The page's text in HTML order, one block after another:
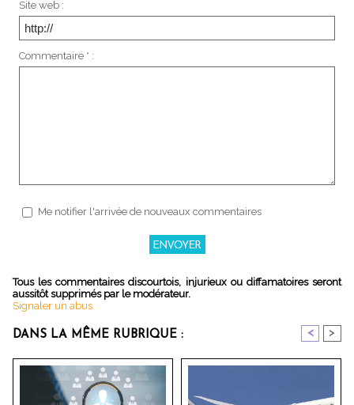
Site web :
Commentaire * :
Me notifier l'arrivée de nouveaux commentaires
Tous les commentaires discourtois, injurieux ou diffamatoires seront
aussitôt supprimés par le modérateur.
Signaler un abus
DANS LA MÊME RUBRIQUE : < >